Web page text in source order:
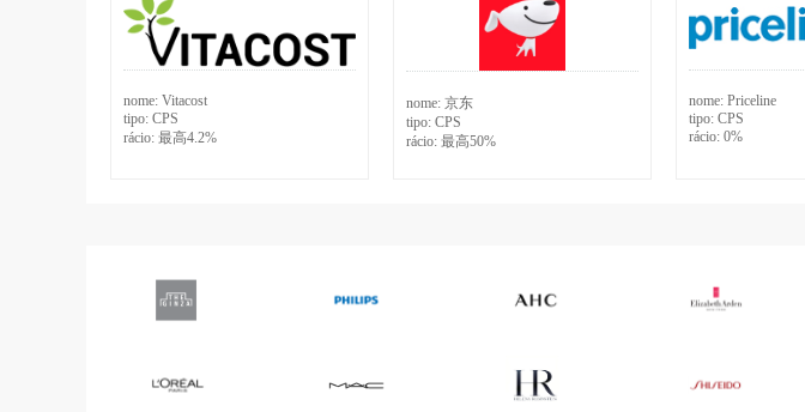
nome: Vitacost
tipo: CPS
rácio: 最高4.2%
nome: 京东
tipo: CPS
rácio: 最高50%
nome: Priceline
tipo: CPS
rácio: 0%